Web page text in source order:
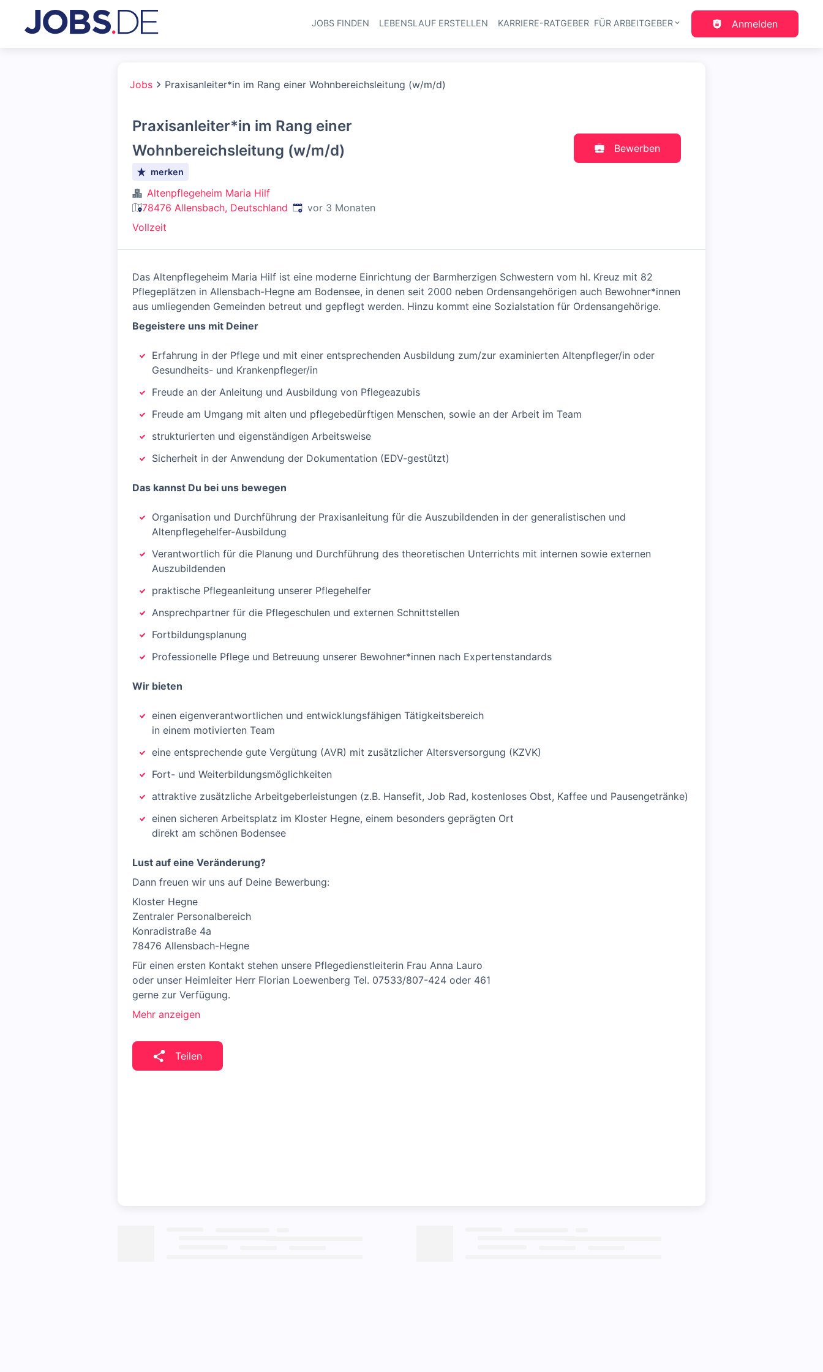
Haupt-Navigation
JOBS FINDEN LEBENSLAUF ERSTELLEN KARRIERE-RATGEBER FÜR ARBEITGEBER Anmelden
Jobs Praxisanleiter*in im Rang einer Wohnbereichsleitung (w/m/d)
Praxisanleiter*in im Rang einer
Wohnbereichsleitung (w/m/d)
merken
Altenpflegeheim Maria Hilf
78476 Allensbach, Deutschland Veröffentlicht:
vor 3 Monaten
Vollzeit
Bewerben
Das Altenpflegeheim Maria Hilf ist eine moderne Einrichtung der Barmherzigen Schwestern vom hl. Kreuz mit 82
Pflegeplätzen in Allensbach-Hegne am Bodensee, in denen seit 2000 neben Ordensangehörigen auch Bewohner*innen
aus umliegenden Gemeinden betreut und gepflegt werden. Hinzu kommt eine Sozialstation für Ordensangehörige.
Begeistere uns mit Deiner
Erfahrung in der Pflege und mit einer entsprechenden Ausbildung zum/zur examinierten Altenpfleger/in oder
Gesundheits- und Krankenpfleger/in
Freude an der Anleitung und Ausbildung von Pflegeazubis
Freude am Umgang mit alten und pflegebedürftigen Menschen, sowie an der Arbeit im Team
strukturierten und eigenständigen Arbeitsweise
Sicherheit in der Anwendung der Dokumentation (EDV-gestützt)
Das kannst Du bei uns bewegen
Organisation und Durchführung der Praxisanleitung für die Auszubildenden in der generalistischen und
Altenpflegehelfer-Ausbildung
Verantwortlich für die Planung und Durchführung des theoretischen Unterrichts mit internen sowie externen
Auszubildenden
praktische Pflegeanleitung unserer Pflegehelfer
Ansprechpartner für die Pflegeschulen und externen Schnittstellen
Fortbildungsplanung
Professionelle Pflege und Betreuung unserer Bewohner*innen nach Expertenstandards
Wir bieten
einen eigenverantwortlichen und entwicklungsfähigen Tätigkeitsbereich
in einem motivierten Team
eine entsprechende gute Vergütung (AVR) mit zusätzlicher Altersversorgung (KZVK)
Fort- und Weiterbildungsmöglichkeiten
attraktive zusätzliche Arbeitgeberleistungen (z.B. Hansefit, Job Rad, kostenloses Obst, Kaffee und Pausengetränke)
einen sicheren Arbeitsplatz im Kloster Hegne, einem besonders geprägten Ort
direkt am schönen Bodensee
Lust auf eine Veränderung?
Dann freuen wir uns auf Deine Bewerbung:
Kloster Hegne
Zentraler Personalbereich
Konradistraße 4a
78476 Allensbach-Hegne
Für einen ersten Kontakt stehen unsere Pflegedienstleiterin Frau Anna Lauro
oder unser Heimleiter Herr Florian Loewenberg Tel. 07533/807-424 oder 461
gerne zur Verfügung.
Mehr anzeigen
Teilen